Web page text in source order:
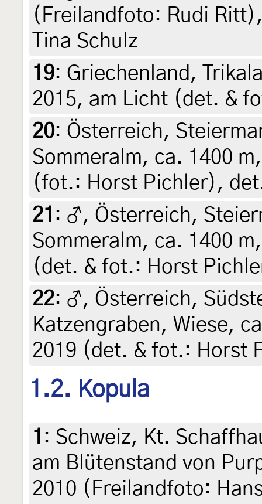
(Freilandfoto: Rudi
Tina Schulz
19: Griechenland,
2015, am Licht (det. &
20: Österreich,
Sommeralm, ca. 1400
(fot.: Horst Pichler),
21 : ♂, Österreich,
Sommeralm, ca. 1400
(det. & fot.: Horst
22: ♂, Österreich,
Katzengraben, Wiese,
2019 (det. & fot.: Horst
1.2. Kopula
1 : Schweiz, Kt.
am Blütenstand von
2010 (Freilandfoto: